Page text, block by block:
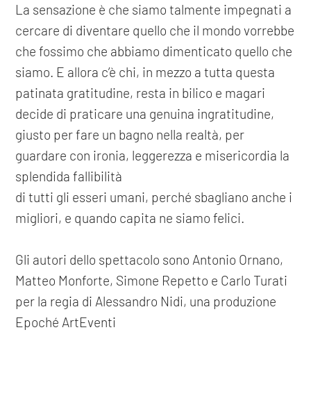
La sensazione è che siamo talmente impegnati a
cercare di diventare quello che il mondo vorrebbe
che fossimo che abbiamo dimenticato quello che
siamo. E allora c’è chi, in mezzo a tutta questa
patinata gratitudine, resta in bilico e magari
decide di praticare una genuina ingratitudine,
giusto per fare un bagno nella realtà, per
guardare con ironia, leggerezza e misericordia la
splendida fallibilità
di tutti gli esseri umani, perché sbagliano anche i
migliori, e quando capita ne siamo felici.
Gli autori dello spettacolo sono Antonio Ornano,
Matteo Monforte, Simone Repetto e Carlo Turati
per la regia di Alessandro Nidi, una produzione
Epoché ArtEventi